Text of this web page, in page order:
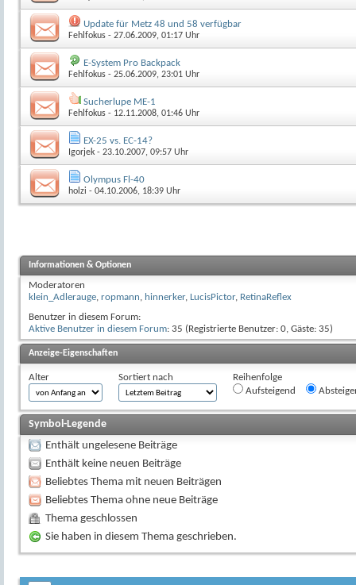
Update für Metz 48 und 58 verfügbar
Fehlfokus - 27.06.2009, 01:17 Uhr
E-System Pro Backpack
Fehlfokus - 25.06.2009, 23:01 Uhr
Sucherlupe ME-1
Fehlfokus - 12.11.2008, 01:46 Uhr
EX-25 vs. EC-14?
Igorjek - 23.10.2007, 09:57 Uhr
Olympus Fl-40
holzi - 04.10.2006, 18:39 Uhr
Informationen & Optionen
Moderatoren
klein_Adlerauge, ropmann, hinnerker, LucisPictor, RetinaReflex
Benutzer in diesem Forum:
Aktive Benutzer in diesem Forum: 35 (Registrierte Benutzer: 0, Gäste: 35)
Anzeige-Eigenschaften
Alter Sortiert nach
Reihenfolge
Aufsteigend
Symbol-Legende
Enthält ungelesene Beiträge
Enthält keine neuen Beiträge
Beliebtes Thema mit neuen Beiträgen
Beliebtes Thema ohne neue Beiträge
Thema geschlossen
Sie haben in diesem Thema geschrieben.